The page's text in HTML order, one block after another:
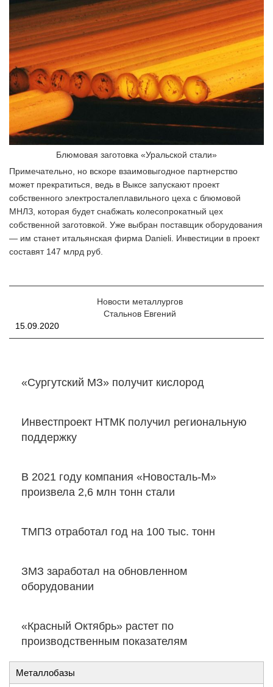
Блюмовая заготовка «Уральской стали»
Примечательно, но вскоре взаимовыгодное партнерство
может прекратиться, ведь в Выксе запускают проект
собственного электросталеплавильного цеха с блюмовой
МНЛЗ, которая будет снабжать колесопрокатный цех
собственной заготовкой. Уже выбран поставщик оборудования
— им станет итальянская фирма Danieli. Инвестиции в проект
составят 147 млрд руб.
Новости металлургов
Стальнов Евгений
15.09.2020
«Сургутский МЗ» получит кислород
Инвестпроект НТМК получил региональную
поддержку
В 2021 году компания «Новосталь-М»
произвела 2,6 млн тонн стали
ТМПЗ отработал год на 100 тыс. тонн
ЗМЗ заработал на обновленном
оборудовании
«Красный Октябрь» растет по
производственным показателям
Металлобазы